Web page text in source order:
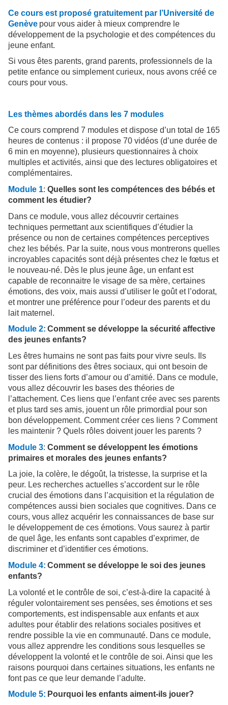
Ce cours est proposé gratuitement par l’Université de
Genève pour vous aider à mieux comprendre le
développement de la psychologie et des compétences du
jeune enfant.
Si vous êtes parents, grand parents, professionnels de la
petite enfance ou simplement curieux, nous avons créé ce
cours pour vous.
Les thèmes abordés dans les 7 modules
Ce cours comprend 7 modules et dispose d’un total de 165
heures de contenus : il propose 70 vidéos (d’une durée de
6 min en moyenne), plusieurs questionnaires à choix
multiples et activités, ainsi que des lectures obligatoires et
complémentaires.
Module 1: Quelles sont les compétences des bébés et
comment les étudier?
Dans ce module, vous allez découvrir certaines
techniques permettant aux scientifiques d’étudier la
présence ou non de certaines compétences perceptives
chez les bébés. Par la suite, nous vous montrerons quelles
incroyables capacités sont déjà présentes chez le fœtus et
le nouveau-né. Dès le plus jeune âge, un enfant est
capable de reconnaitre le visage de sa mère, certaines
émotions, des voix, mais aussi d’utiliser le goût et l’odorat,
et montrer une préférence pour l’odeur des parents et du
lait maternel.
Module 2: Comment se développe la sécurité affective
des jeunes enfants?
Les êtres humains ne sont pas faits pour vivre seuls. Ils
sont par définitions des êtres sociaux, qui ont besoin de
tisser des liens forts d’amour ou d’amitié. Dans ce module,
vous allez découvrir les bases des théories de
l’attachement. Ces liens que l’enfant crée avec ses parents
et plus tard ses amis, jouent un rôle primordial pour son
bon développement. Comment créer ces liens ? Comment
les maintenir ? Quels rôles doivent jouer les parents ?
Module 3: Comment se développent les émotions
primaires et morales des jeunes enfants?
La joie, la colère, le dégoût, la tristesse, la surprise et la
peur. Les recherches actuelles s’accordent sur le rôle
crucial des émotions dans l’acquisition et la régulation de
compétences aussi bien sociales que cognitives. Dans ce
cours, vous allez acquérir les connaissances de base sur
le développement de ces émotions. Vous saurez à partir
de quel âge, les enfants sont capables d’exprimer, de
discriminer et d’identifier ces émotions.
Module 4: Comment se développe le soi des jeunes
enfants?
La volonté et le contrôle de soi, c’est-à-dire la capacité à
réguler volontairement ses pensées, ses émotions et ses
comportements, est indispensable aux enfants et aux
adultes pour établir des relations sociales positives et
rendre possible la vie en communauté. Dans ce module,
vous allez apprendre les conditions sous lesquelles se
développent la volonté et le contrôle de soi. Ainsi que les
raisons pourquoi dans certaines situations, les enfants ne
font pas ce que leur demande l’adulte.
Module 5: Pourquoi les enfants aiment-ils jouer?